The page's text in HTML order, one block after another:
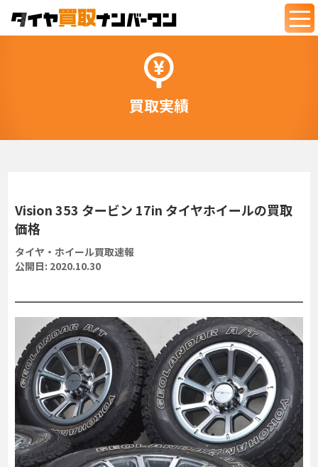
買取実績
Vision 353 タービン 17in タイヤホイールの買取
価格
タイヤ・ホイール買取速報
公開日: 2020.10.30